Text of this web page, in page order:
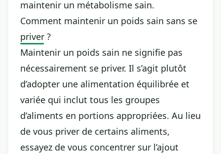
maintenir un métabolisme sain.
Comment maintenir un poids sain sans se
priver ?
Maintenir un poids sain ne signifie pas
nécessairement se priver. Il s’agit plutôt
d’adopter une alimentation équilibrée et
variée qui inclut tous les groupes
d’aliments en portions appropriées. Au lieu
de vous priver de certains aliments,
essayez de vous concentrer sur l’ajout